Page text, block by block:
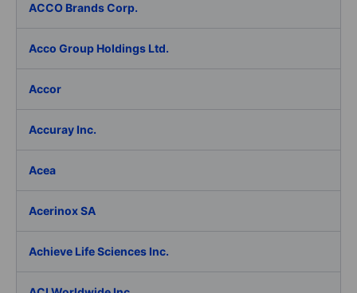
ACCO Brands Corp.
Acco Group Holdings Ltd.
Accor
Accuray Inc.
Acea
Acerinox SA
Achieve Life Sciences Inc.